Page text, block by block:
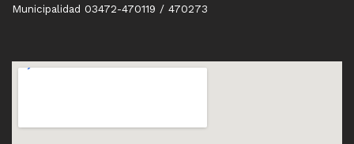
Municipalidad 03472-470119 / 470273